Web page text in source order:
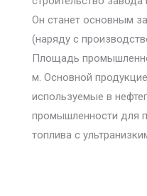
Он станет основным
(наряду с
Площадь
м. Основной
используемые в
промышленности для
топлива с